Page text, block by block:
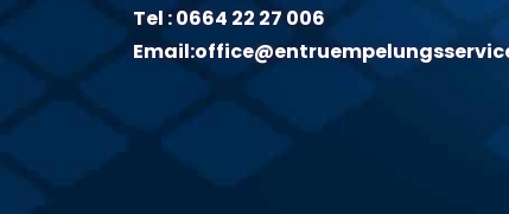
Tel :0664 22 27 006
Email: